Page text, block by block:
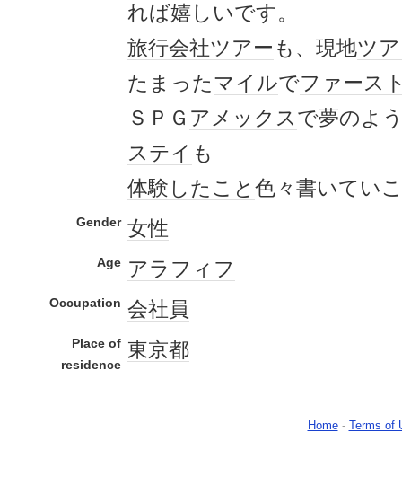
れば嬉しいです。
旅行会社ツアー も、現地ツ
たまったマイルでファース
ＳＰＧ アメックスで夢のよ
ステイ も
体験 したこと 色々書いてい
Gender 女性
Age アラフィフ
Occupation 会社員
Place of
residence
東京都
Home- Terms of